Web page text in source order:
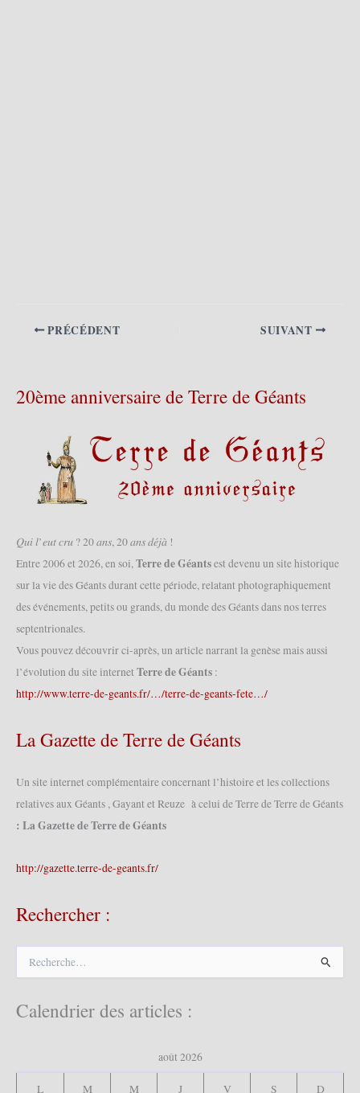
PRÉCÉDENT SUIVANT
20ème anniversaire de Terre de Géants
𝑄𝑢𝑖 𝑙’𝑒𝑢𝑡 𝑐𝑟𝑢 ? 20 𝑎𝑛𝑠, 20 𝑎𝑛𝑠 𝑑𝑒́𝑗𝑎̀ !
Entre 2006 et 2026, en soi,Terre de Géantsest devenu un site historique
sur la vie des Géants durant cette période, relatant photographiquement
des événements, petits ou grands, du monde des Géants dans nos terres
septentrionales.
Vous pouvez découvrir ci-après, un article narrant la genèse mais aussi
l’évolution du site internet Terre de Géants :
http://www.terre-de-geants.fr/…/terre-de-geants-fete…/
La Gazette de Terre de Géants
Un site internet complémentaire concernant l’histoire et les collections
relatives aux Géants , Gayant et Reuze à celui de Terre de Terre de Géants
: La Gazette de Terre de Géants
http://gazette.terre-de-geants.fr/
Rechercher :
h
e
Calendrier des articles :
août 2026
L M M J V S D